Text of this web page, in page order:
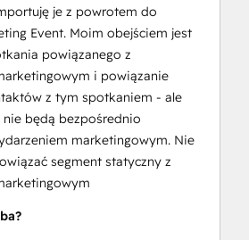
je z powrotem do
Event. Moim obejściem jest
powiązanego z
i powiązanie
z tym spotkaniem - ale
będą bezpośrednio
marketingowym. Nie
segment statyczny z